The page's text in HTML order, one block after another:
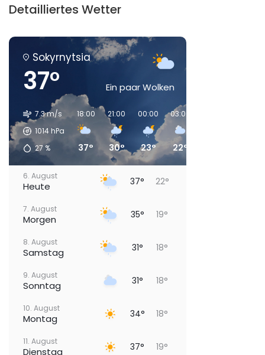
Detailliertes Wetter
Sokyrnytsia
37° Ein paar Wolken
7.3 m/s
1014 hPa
27 %
18:00
37°
21:00
30°
00:00
23°
03:00
22°
6. August
Heute 37° 22°
7. August
Morgen 35° 19°
8. August
Samstag 31° 18°
9. August
Sonntag 31° 18°
10. August
Montag 34° 18°
11. August
Dienstag 37° 19°